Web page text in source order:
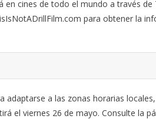
en cines de todo el mundo a través
para obtener la
adaptarse a las zonas horarias
el viernes 26 de mayo. Consulte la